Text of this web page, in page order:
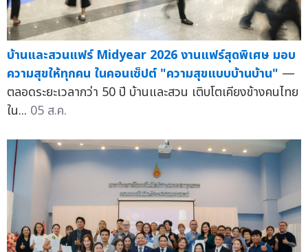
บ้านและสวนแฟร์ Midyear 2026 งานแฟร์สุดพิเศษ มอบ
ความสุขให้ทุกคน ในคอนเซ็ปต์ "ความสุขแบบบ้านบ้าน" —
ตลอดระยะเวลากว่า 50 ปี บ้านและสวน เติบโตเคียงข้างคนไทย
ใน... 05 ส.ค.